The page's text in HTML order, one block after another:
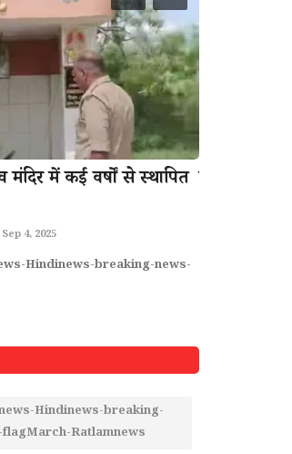
में कई वर्षों से स्थापित
Sep 4, 2025
Hindinews-breaking-news-
Hindinews-breaking-
Ratlamnews